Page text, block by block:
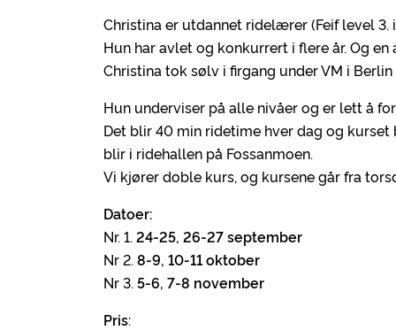
Christina er utdannet ridelærer (Feif level 3.
Hun har avlet og konkurrert i flere år. Og
Christina tok sølv i firgang under VM i
Hun underviser på alle nivåer og er lett å
Det blir 40 min ridetime hver dag og
blir i ridehallen på Fossanmoen.
Vi kjører doble kurs, og kursene går fra
Datoer:
Nr. 1. 24-25, 26-27 september
Nr 2. 8-9, 10-11 oktober
Nr 3. 5-6, 7-8 november
Pris: